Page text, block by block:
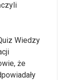
Wiedzy
że